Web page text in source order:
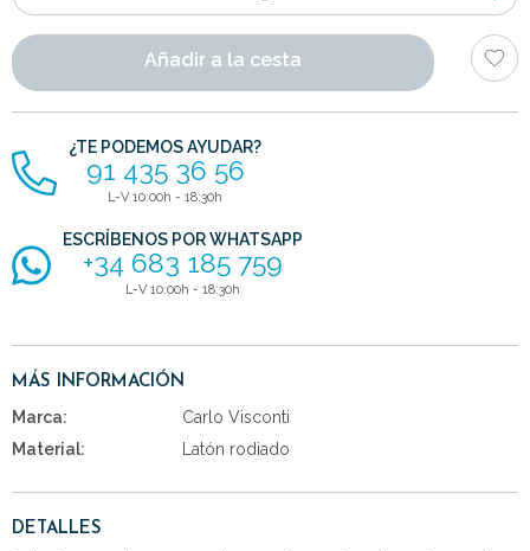
de
artículos
Añadir a la cesta
¿TE PODEMOS AYUDAR?
91 435 36 56
L-V 10:00h - 18:30h
ESCRÍBENOS POR WHATSAPP
+34 683 185 759
L-V 10:00h - 18:30h
MÁS INFORMACIÓN
Marca:
Carlo Visconti
Material:
Latón rodiado
DETALLES